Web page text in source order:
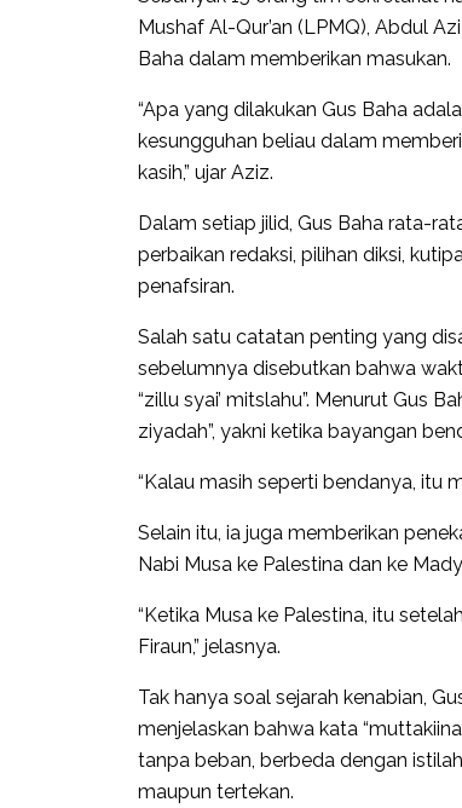
Mushaf Al-Qur’an (LPMQ), Abdul
Baha dalam memberikan masukan.
“Apa yang dilakukan Gus Baha
kesungguhan beliau dalam
kasih,” ujar Aziz.
Dalam setiap jilid, Gus Baha rata-
perbaikan redaksi, pilihan diksi,
penafsiran.
Salah satu catatan penting yang
sebelumnya disebutkan bahwa
“zillu syai’ mitslahu”. Menurut Gus
ziyadah”, yakni ketika bayangan
“Kalau masih seperti bendanya, itu
Selain itu, ia juga memberikan
Nabi Musa ke Palestina dan ke
“Ketika Musa ke Palestina, itu
Firaun,” jelasnya.
Tak hanya soal sejarah kenabian,
menjelaskan bahwa kata
tanpa beban, berbeda dengan
maupun tertekan.